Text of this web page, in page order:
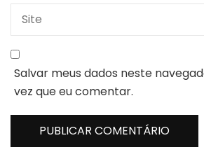
Salvar meus dados neste
vez que eu comentar.